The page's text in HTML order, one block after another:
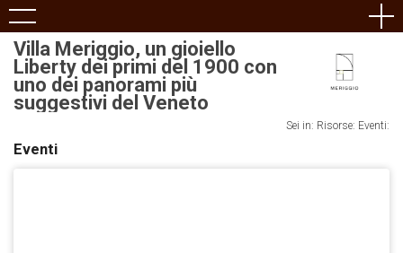
Villa Meriggio, un gioiello
Liberty dei primi del 1900 con
uno dei panorami più
suggestivi del Veneto
Sei in: Risorse: Eventi:
Eventi